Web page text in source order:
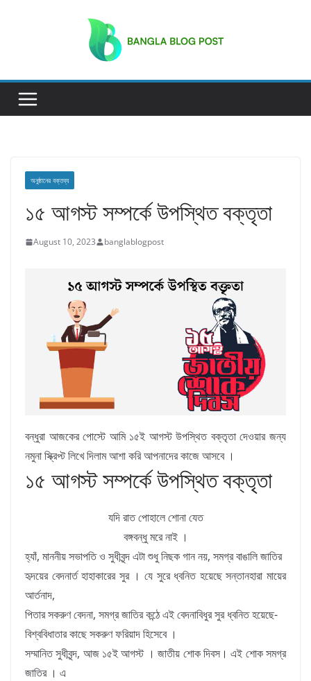
অনুষ্ঠানের বক্তব্য
১৫ আগস্ট সম্পর্কে উপস্থিত বক্তৃতা
August 10, 2023 banglablogpost
বন্ধুরা আজকের পোস্টে আমি ১৫ই আগস্ট উপস্থিত বক্তৃতা দেওয়ার জন্য
নমুনা স্ক্রিপ্ট লিখে দিলাম আশা করি আপনাদের কাজে আসবে ।
১৫ আগস্ট সম্পর্কে উপস্থিত বক্তৃতা
যদি রাত পোহালে শোনা যেত
বঙ্গবন্ধু মরে নাই ।
হ্যাঁ, মাননীয় সভাপতি ও সুধীবৃন্দ এটা শুধু নিছক গান নয়, সমগ্র বাঙালি জাতির
হৃদয়ের বেদনার্ত হাহাকারের সুর । যে সুরে ধ্বনিত হয়েছে সন্তানহারা মায়ের
আর্তনাদ,
পিতার সকরুণ বেদনা, সমগ্র জাতির কন্ঠে এই বেদনাবিধুর সুর ধ্বনিত হয়েছে-
বিশ্ববিধাতার কাছে সকরুণ ফরিয়াদ হিসেবে ।
সম্মানিত সুধীবৃন্দ, আজ ১৫ই আগস্ট । জাতীয় শোক দিবস। এই শোক সমগ্র
জাতির । এ